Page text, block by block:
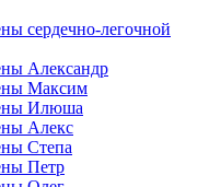
сердечно-легочной
Александр
Максим
Илюша
Алекс
Степа
Петр